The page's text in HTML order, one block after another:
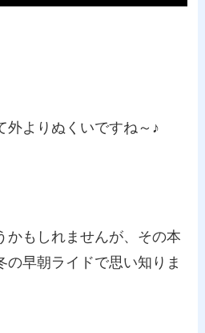
外よりぬくいですね～♪
かもしれませんが、その本
の早朝ライドで思い知りま